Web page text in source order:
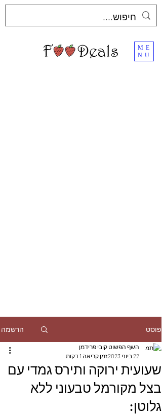
ME
NU
פוסט הרשמה
שעועית ירוקה ותירס גמדי עם
בצל מקורמל טבעוני ללא
גלוטן:
השף הפשוט קובי פרידמן
22 ביוני 2023
זמן קריאה 1 דקות